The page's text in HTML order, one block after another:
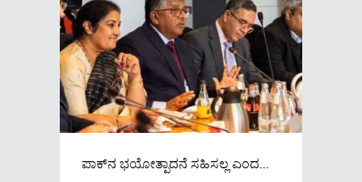
ಪಾಕ್‌ನ ಭಯೋತ್ಪಾದನೆ ಸಹಿಸಲ್ಲ ಎಂದ...